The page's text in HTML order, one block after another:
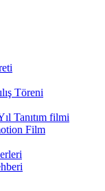
Töreni
Tanıtım filmi
Film